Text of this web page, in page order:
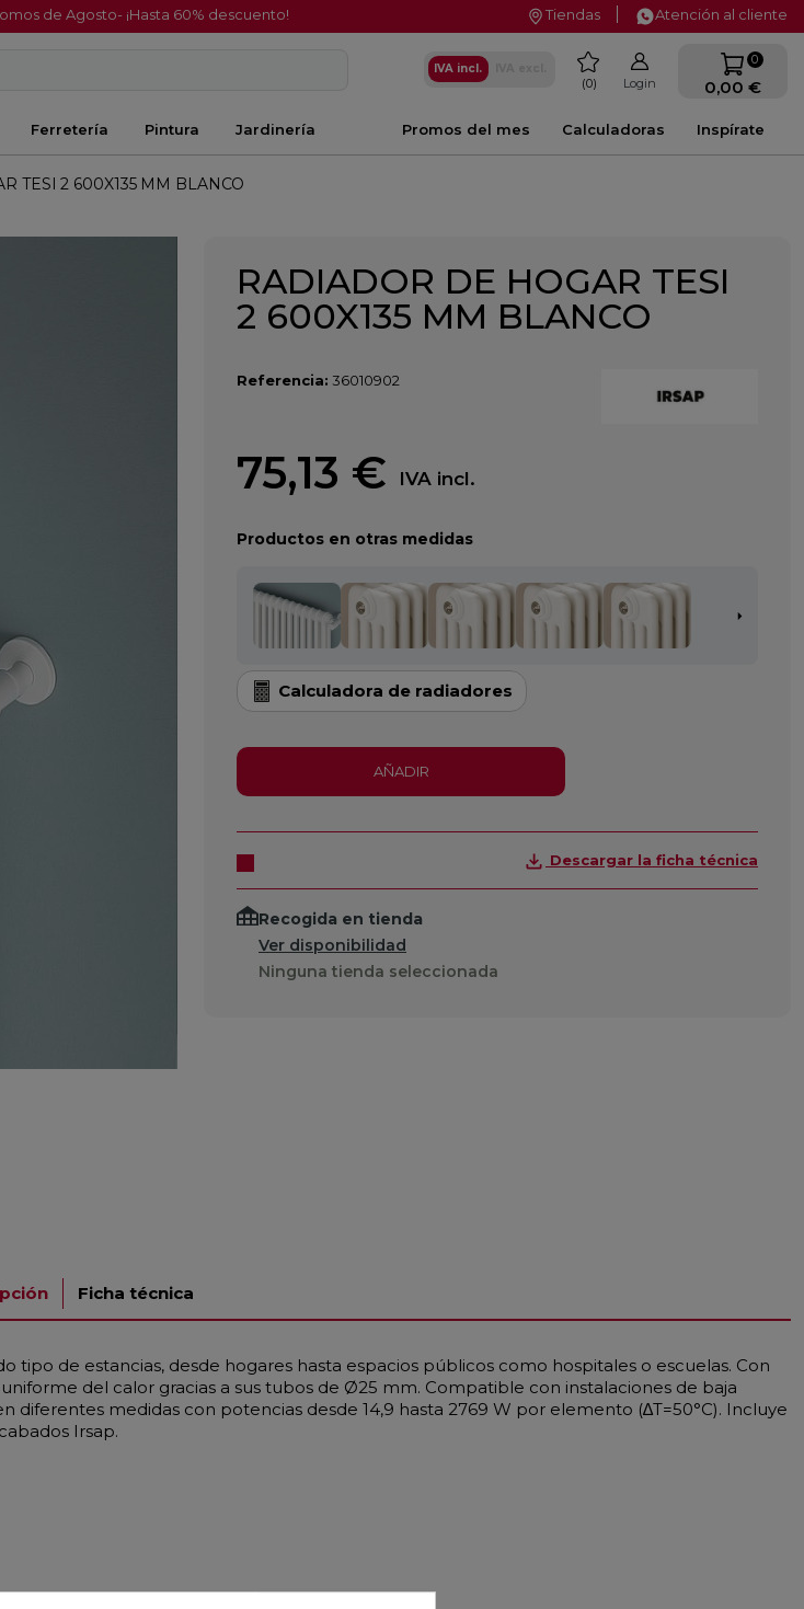
de Agosto- ¡Hasta 60% descuento! Tiendas Atención al cliente
IVA incl. favorite
0 Login
0
0,00 €
Ferretería Pintura Jardinería Inspírate
Calculadoras
Promos del mes
TESI 2 600X135 MM BLANCO
RADIADOR DE HOGAR TESI
2 600X135 MM BLANCO
Referencia: 36010902
75,13 € IVA incl.
Productos en otras medidas
Calculadora de radiadores
AÑADIR
Descargar la ficha técnica
Recogida en tienda
Ver disponibilidad
Ninguna tienda seleccionada
Ficha técnica
tipo de estancias, desde hogares hasta espacios públicos como hospitales o escuelas. Con
del calor gracias a sus tubos de Ø25 mm. Compatible con instalaciones de baja
medidas con potencias desde 14,9 hasta 2769 W por elemento (∆T=50°C). Incluye
Irsap.